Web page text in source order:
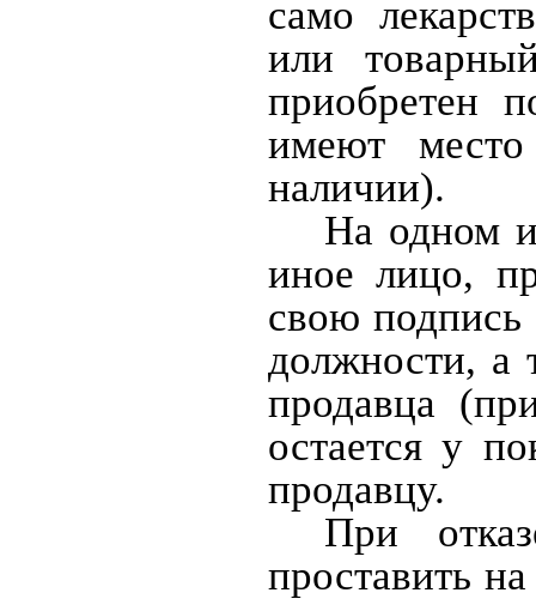
само
или
приобретен
имеют
наличии).
На одном
иное лицо,
свою подпись
должности, а
продавца
остается у
продавцу.
При
проставить